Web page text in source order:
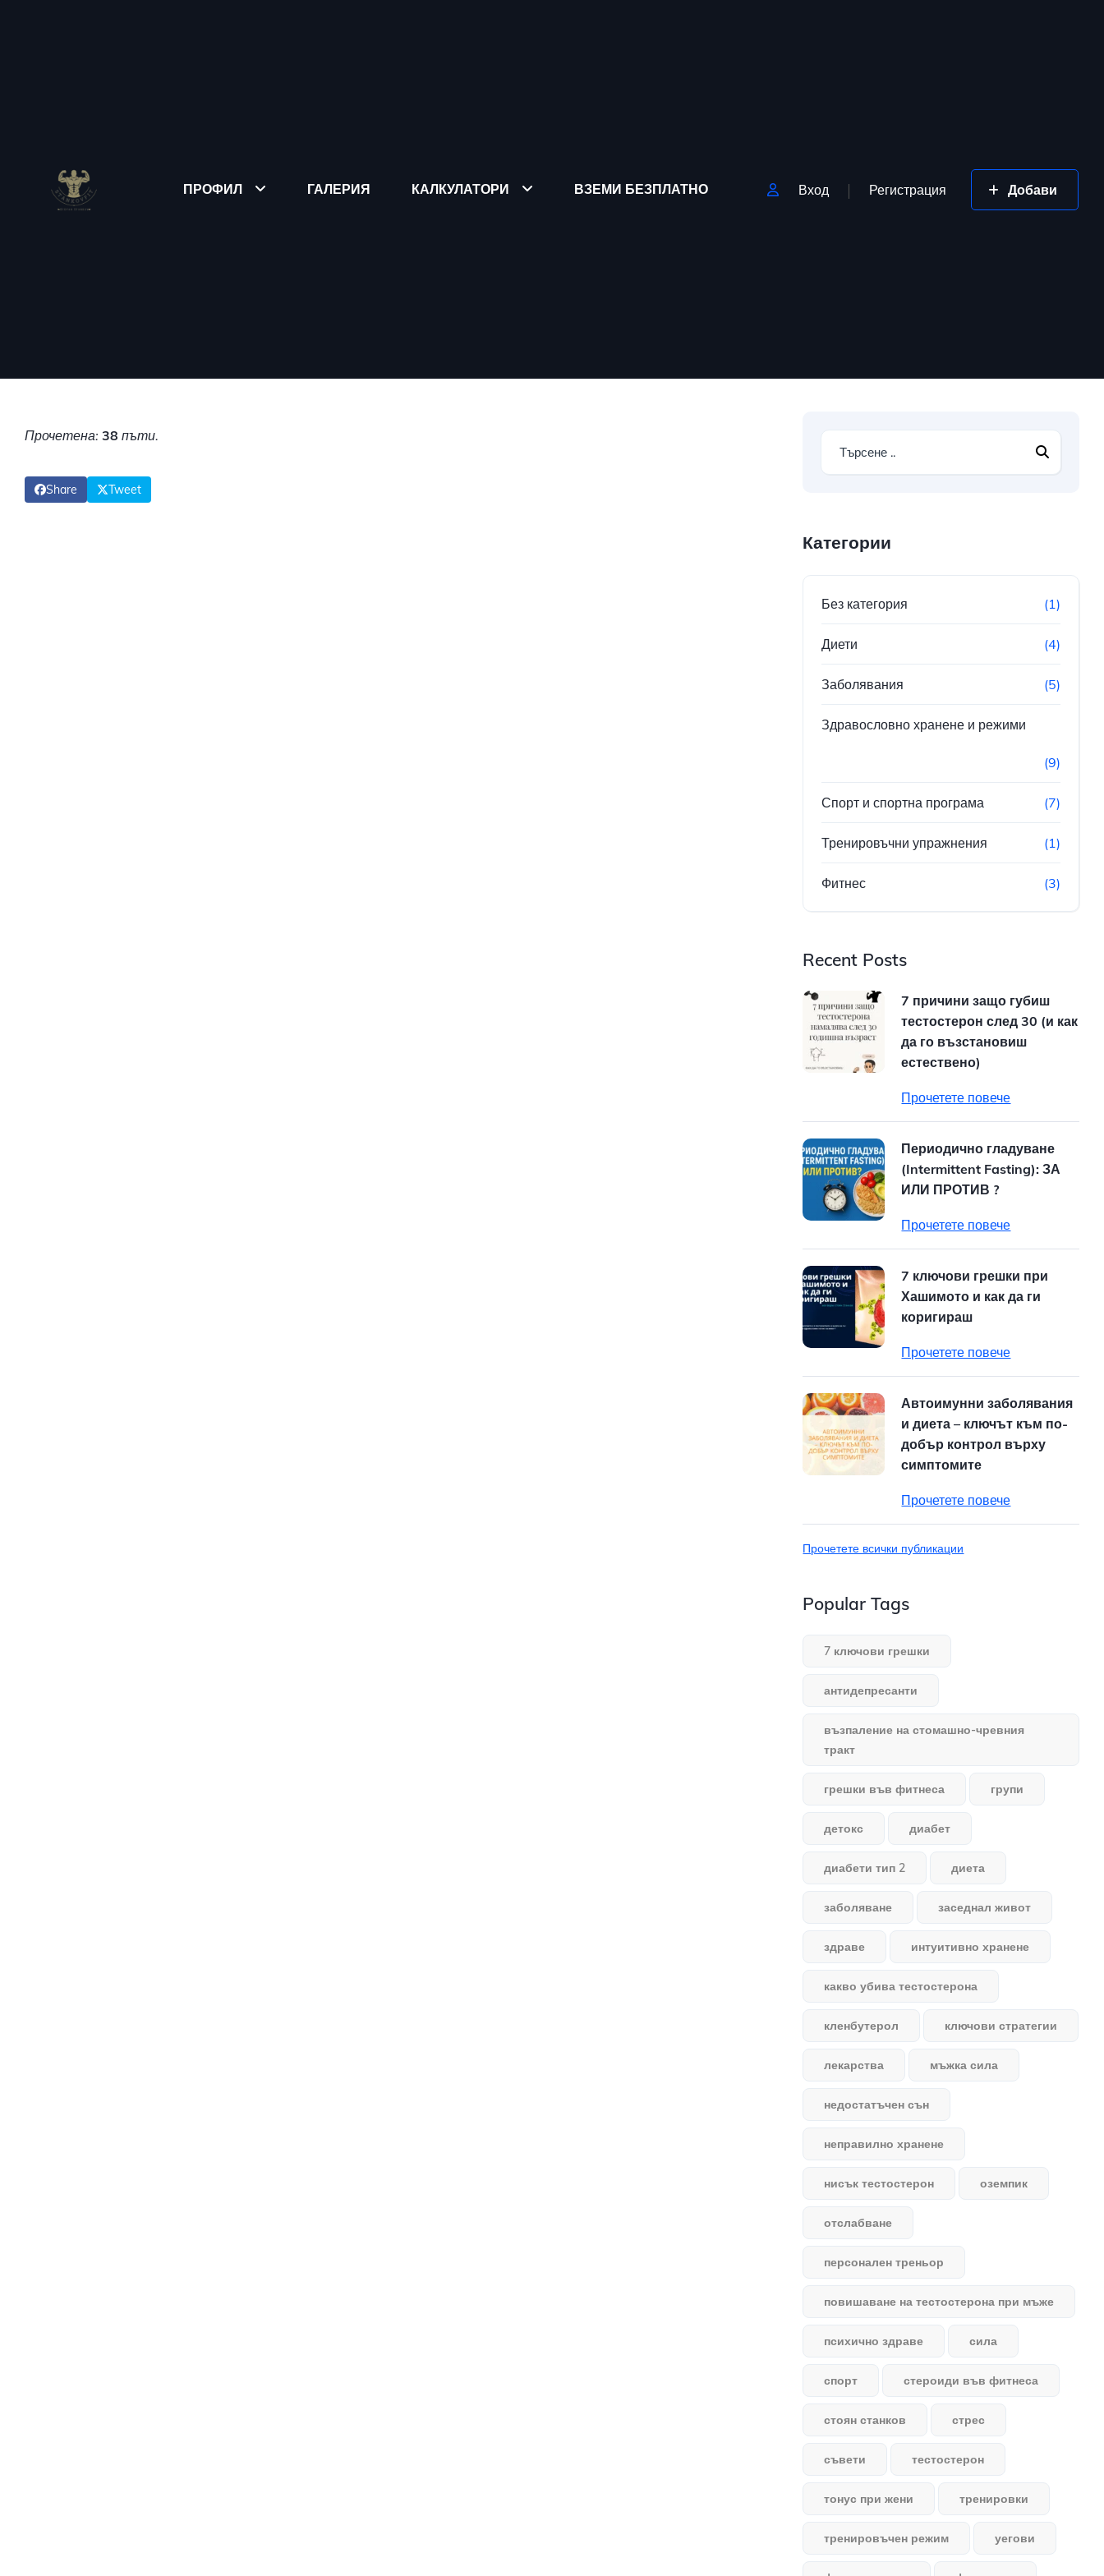
ПРОФИЛ ГАЛЕРИЯ КАЛКУЛАТОРИ ВЗЕМИ БЕЗПЛАТНО Вход Регистрация Добави
Прочетена: 38 пъти.
Share Tweet
Категории
Без категория (1)
Диети (4)
Заболявания (5)
Здравословно хранене и режими
(9)
Спорт и спортна програма (7)
Тренировъчни упражнения (1)
Фитнес (3)
Recent Posts
7 причини защо губиш
тестостерон след 30 (и как
да го възстановиш
естествено)
Прочетете повече
Периодично гладуване
(Intermittent Fasting): ЗА
ИЛИ ПРОТИВ ?
Прочетете повече
7 ключови грешки при
Хашимото и как да ги
коригираш
Прочетете повече
Автоимунни заболявания
и диета – ключът към по-
добър контрол върху
симптомите
Прочетете повече
Прочетете всички публикации
Popular Tags
7 ключови грешки
антидепресанти
възпаление на стомашно-чревния
тракт
грешки във фитнеса групи
детокс диабет
диабети тип 2 диета
заболяване заседнал живот
здраве интуитивно хранене
какво убива тестостерона
кленбутерол ключови стратегии
лекарства мъжка сила
недостатъчен сън
неправилно хранене
нисък тестостерон оземпик
отслабване
персонален треньор
повишаване на тестостерона при мъже
психично здраве сила
спорт стероиди във фитнеса
стоян станков стрес
съвети тестостерон
тонус при жени тренировки
тренировъчен режим уегови